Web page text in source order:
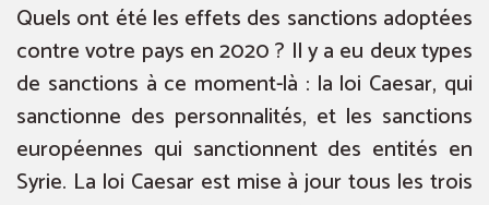
Quels ont été les effets des sanctions adoptées
contre votre pays en 2020 ? Il y a eu deux types
de sanctions à ce moment-là : la loi Caesar, qui
sanctionne des personnalités, et les sanctions
européennes qui sanctionnent des entités en
Syrie. La loi Caesar est mise à jour tous les trois